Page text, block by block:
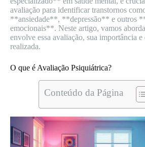
avaliação para identificar transtornos
**ansiedade**, **depressão** e outros
emocionais**. Neste artigo, vamos
envolve essa avaliação, sua importância e
realizada.
O que é Avaliação Psiquiátrica?
Conteúdo da Página